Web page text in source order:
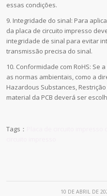
essas condições.
9. Integridade do sinal: Para
da placa de circuito impresso
integridade de sinal para evitar
transmissão precisa do sinal.
10. Conformidade com RoHS: Se
as normas ambientais, como a
Hazardous Substances,
material da PCB deverá ser
Tags：
10 DE ABRIL DE
/